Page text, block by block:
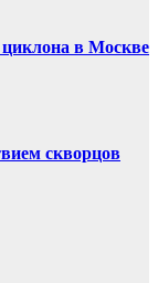
циклона в Москве
скворцов